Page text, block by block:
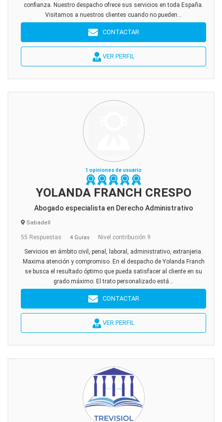
confianza. Nuestro despacho ofrece sus servicios en toda España.
Visitamos a nuestros clientes cuando no pueden...
CONTACTAR
VER PERFIL
1 opiniones de usuario
YOLANDA FRANCH CRESPO
Abogado especialista en Derecho Administrativo
Sabadell
55 Respuestas 4 Guías Nivel contribución 9
Servicios en ámbito civil, penal, laboral, administrativo, extranjeria.
Maxima atención y compromiso. En el despacho de Yolanda Franch
se busca el resultado óptimo que pueda satisfacer al cliente en su
grado máximo. El trato personalizado está...
CONTACTAR
VER PERFIL